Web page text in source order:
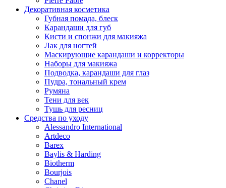
Декоративная косметика
Губная помада, блеск
Карандаши для губ
Кисти и спонжи для макияжа
Лак для ногтей
Маскирующие карандаши и корректоры
Наборы для макияжа
Подводка, карандаши для глаз
Пудра, тональный крем
Румяна
Тени для век
Тушь для ресниц
Средства по уходу
Alessandro International
Artdeco
Barex
Baylis & Harding
Biotherm
Bourjois
Chanel